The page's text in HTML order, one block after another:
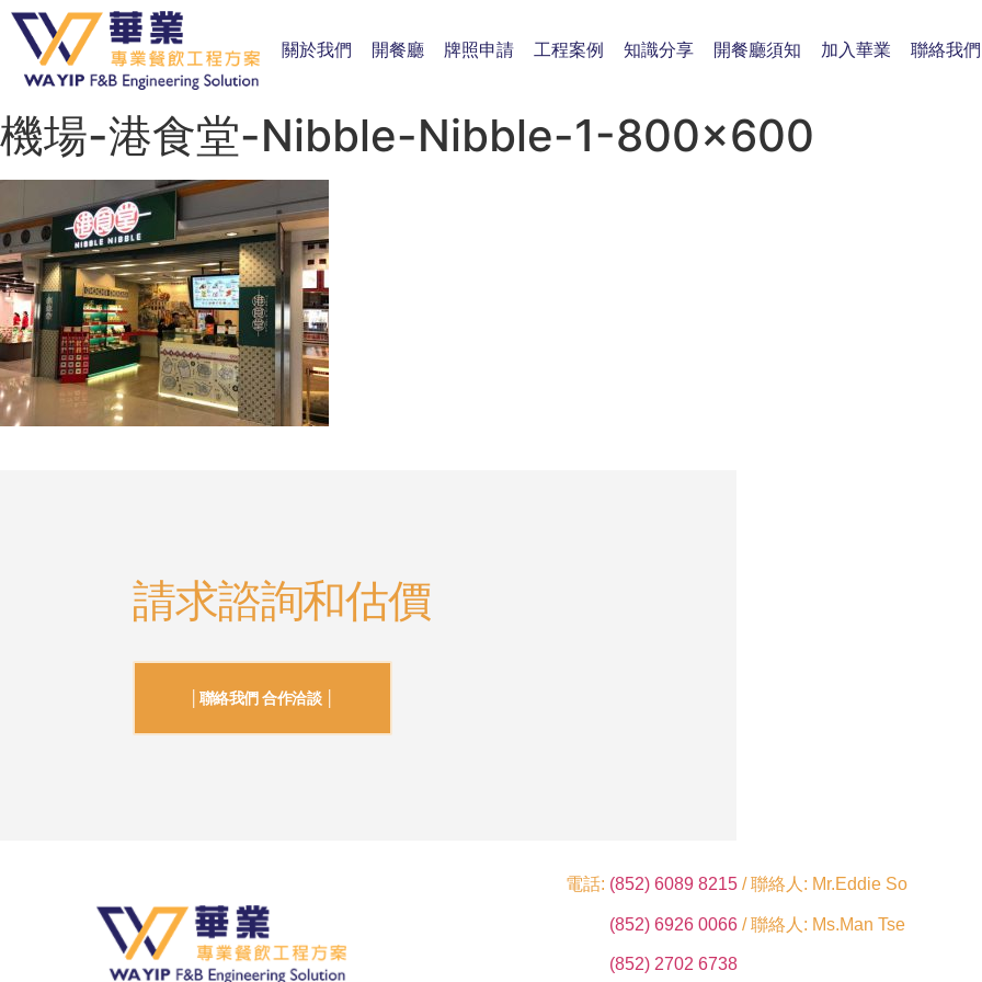
關於我們 開餐廳 牌照申請 工程案例 知識分享 開餐廳須知 加入華業 聯絡我們
機場-港食堂-Nibble-Nibble-1-800×600
請求諮詢和估價
│聯絡我們 合作洽談 │
電話: (852) 6089 8215 / 聯絡人: Mr.Eddie So
(852) 6926 0066/ 聯絡人: Ms.Man Tse
(852) 2702 6738